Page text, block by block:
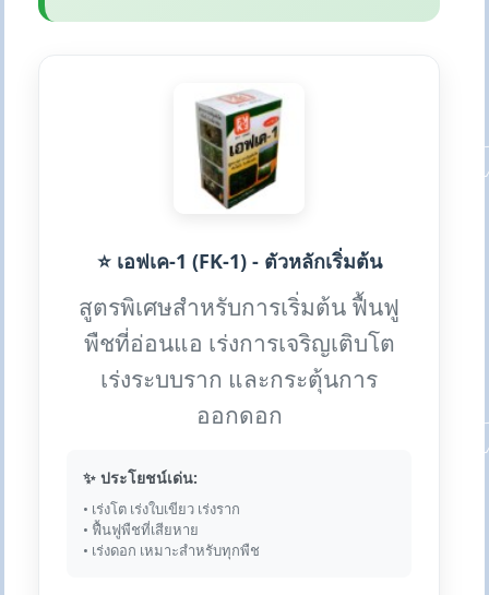
⭐ เอฟเค-1 (FK-1) - ตัวหลักเริ่มต้น
สูตรพิเศษสำหรับการเริ่มต้น ฟื้นฟู
พืชที่อ่อนแอ เร่งการเจริญเติบโต
เร่งระบบราก และกระตุ้นการ
ออกดอก
✨ ประโยชน์เด่น:
• เร่งโต เร่งใบเขียว เร่งราก
• ฟื้นฟูพืชที่เสียหาย
• เร่งดอก เหมาะสำหรับทุกพืช